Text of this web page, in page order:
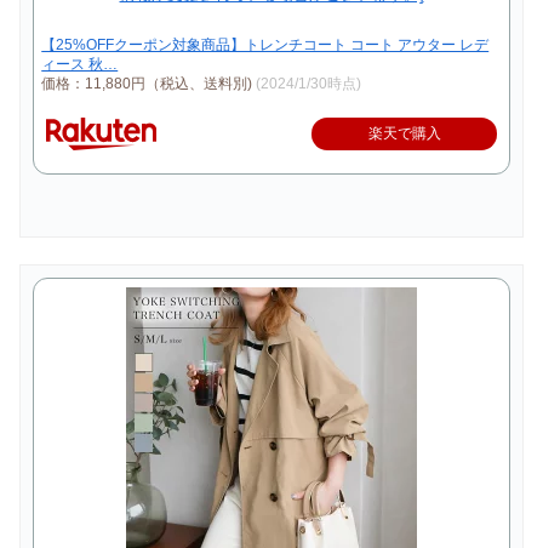
【25%OFFクーポン対象商品】トレンチコート コート アウター レデ
ィース 秋…
価格：11,880円（税込、送料別) (2024/1/30時点)
楽天で購入